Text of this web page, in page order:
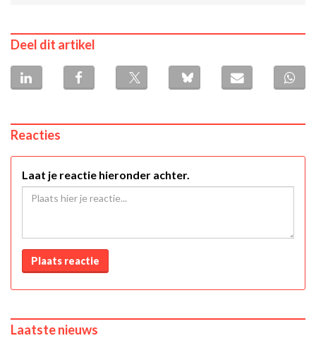
Deel dit artikel
Reacties
Laat je reactie hieronder achter.
Plaats reactie
Laatste nieuws